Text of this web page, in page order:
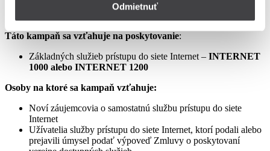
Odmietnuť
Táto kampaň sa vzťahuje na poskytovanie:
Základných služieb prístupu do siete Internet – INTERNET
1000 alebo INTERNET 1200
Osoby na ktoré sa kampaň vzťahuje:
Noví záujemcovia o samostatnú službu prístupu do siete
Internet
Užívatelia služby prístupu do siete Internet, ktorí podali alebo
prejavili úmysel podať výpoveď Zmluvy o poskytovaní